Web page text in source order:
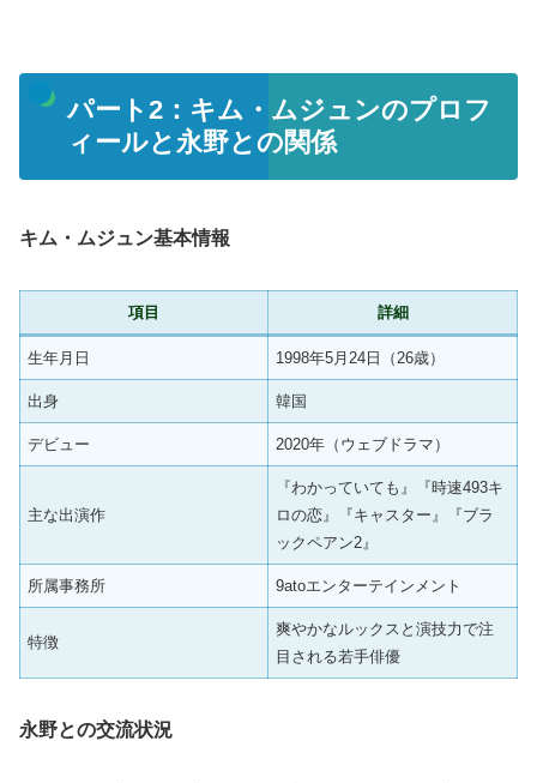
パート2：キム・ムジュンのプロフ
ィールと永野との関係
キム・ムジュン基本情報
項目 詳細
生年月日 1998年5月24日（26歳）
出身 韓国
デビュー 2020年（ウェブドラマ）
主な出演作
『わかっていても』『時速493キ
ロの恋』『キャスター』『ブラ
ックペアン2』
所属事務所 9atoエンターテインメント
特徴
爽やかなルックスと演技力で注
目される若手俳優
永野との交流状況